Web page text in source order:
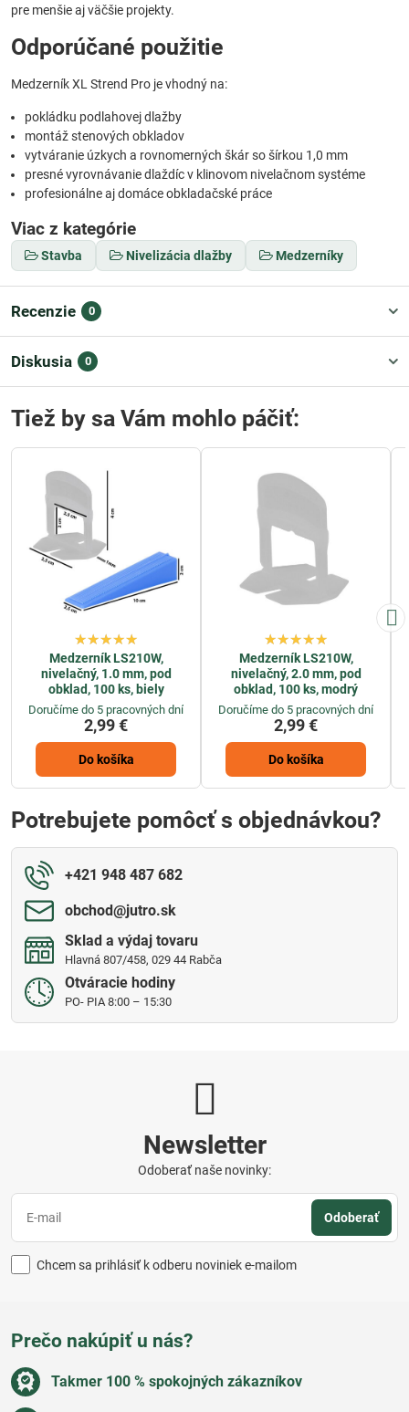
pre menšie aj väčšie projekty.
Odporúčané použitie
Medzerník XL Strend Pro je vhodný na:
pokládku podlahovej dlažby
montáž stenových obkladov
vytváranie úzkych a rovnomerných škár so šírkou 1,0 mm
presné vyrovnávanie dlaždíc v klinovom nivelačnom systéme
profesionálne aj domáce obkladačské práce
Viac z kategórie
Stavba Nivelizácia dlažby Medzerníky
Recenzie 0
Diskusia 0
Tiež by sa Vám mohlo páčiť:
Medzerník LS210W,
nivelačný, 1.0 mm, pod
obklad, 100 ks, biely
Doručíme do 5 pracovných dní
2,99 €
Do košíka
Medzerník LS210W,
nivelačný, 2.0 mm, pod
obklad, 100 ks, modrý
Doručíme do 5 pracovných dní
2,99 €
Do košíka
Potrebujete pomôcť s objednávkou?
+421 948 487 682
obchod​@jutro​.sk
Sklad a výdaj tovaru
Hlavná 807/458, 029 44 Rabča
Otváracie hodiny
PO- PIA 8:00 – 15:30
Newsletter
Odoberať naše novinky:
Odoberať
Chcem sa prihlásiť k odberu noviniek e-mailom
Prečo nakúpiť u nás?
Takmer 100 % spokojných zákazníkov